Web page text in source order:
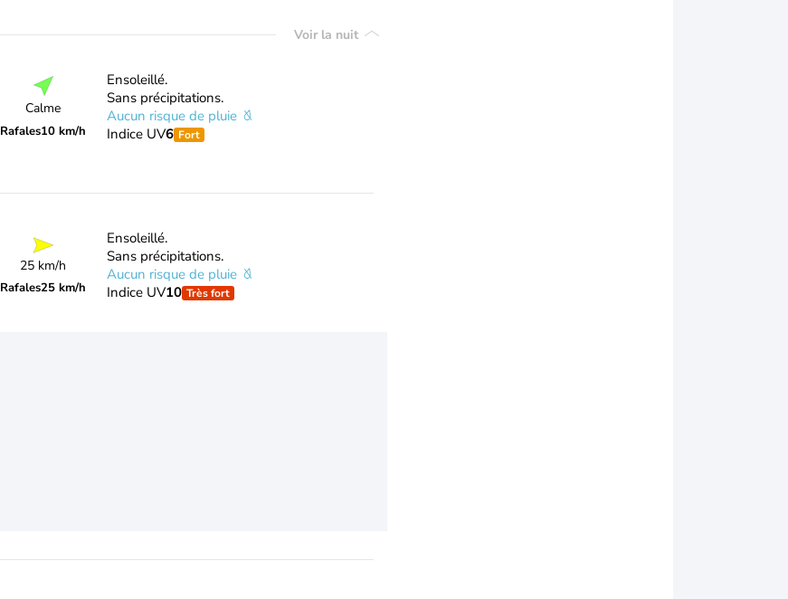
Voir la nuit
Calme
Rafales10 km/h
Ensoleillé.
Sans précipitations.
Aucun risque de pluie
Indice UV6 Fort
25 km/h
Rafales25 km/h
Ensoleillé.
Sans précipitations.
Aucun risque de pluie
Indice UV10 Très fort